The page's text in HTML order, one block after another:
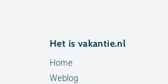
Het is vakantie.nl
Home
Weblog